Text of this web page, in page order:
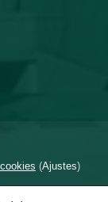
(Ajustes)